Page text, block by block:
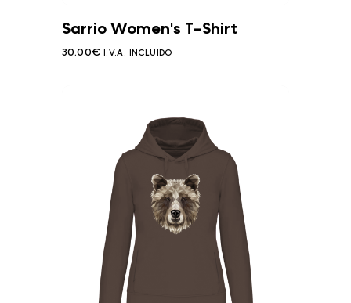
Sarrio Women's T-Shirt
30.00€ I.V.A. INCLUIDO